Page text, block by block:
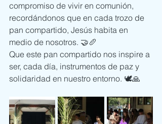
compromiso de vivir en comunión,
recordándonos que en cada trozo de
pan compartido, Jesús habita en
medio de nosotros. 🤝🥖
Que este pan compartido nos inspire a
ser, cada día, instrumentos de paz y
solidaridad en nuestro entorno. 🕊️🙏